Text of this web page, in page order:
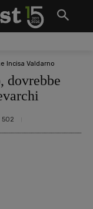
Incisa Valdarno
dovrebbe
502